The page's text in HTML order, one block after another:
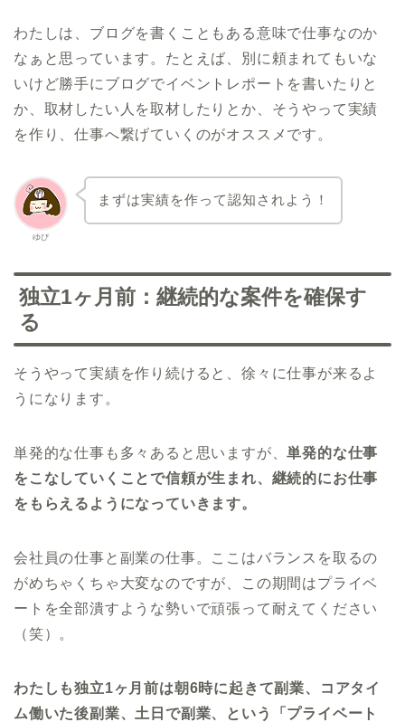
わたしは、ブログを書くこともある意味で仕事なのか
なぁと思っています。たとえば、別に頼まれてもいな
いけど勝手にブログでイベントレポートを書いたりと
か、取材したい人を取材したりとか、そうやって実績
を作り、仕事へ繋げていくのがオススメです。
ゆぴ
まずは実績を作って認知されよう！
独立1ヶ月前：継続的な案件を確保す
る
そうやって実績を作り続けると、徐々に仕事が来るよ
うになります。
単発的な仕事も多々あると思いますが、単発的な仕事
をこなしていくことで信頼が生まれ、継続的にお仕事
をもらえるようになっていきます。
会社員の仕事と副業の仕事。ここはバランスを取るの
がめちゃくちゃ大変なのですが、この期間はプライベ
ートを全部潰すような勢いで頑張って耐えてください
（笑）。
わたしも独立1ヶ月前は朝6時に起きて副業、コアタイ
ム働いた後副業、土日で副業、という「プライベート